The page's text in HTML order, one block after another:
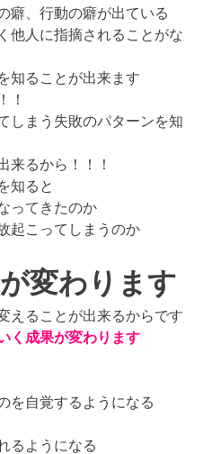
癖、行動の癖が出ている
他人に指摘されることがな
知ることが出来ます
！
しまう失敗のパターンを知
来るから！！！
知ると
ってきたのか
起こってしまうのか
変わります
えることが出来るからです
く成果が変わります
を自覚するようになる
るようになる